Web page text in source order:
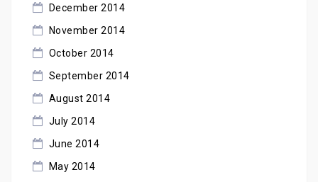
December 2014
November 2014
October 2014
September 2014
August 2014
July 2014
June 2014
May 2014